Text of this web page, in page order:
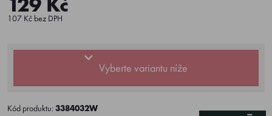
107 Kč bez DPH
Vyberte variantu níže
Kód produktu:3384032W